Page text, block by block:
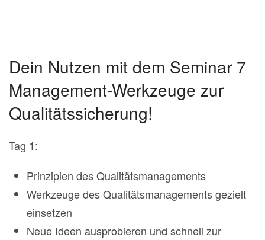
Dein Nutzen mit dem Seminar 7
Management-Werkzeuge zur
Qualitätssicherung!
Tag 1:
Prinzipien des Qualitätsmanagements
Werkzeuge des Qualitätsmanagements gezielt
einsetzen
Neue Ideen ausprobieren und schnell zur